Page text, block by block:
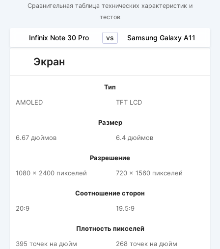
Сравнительная таблица технических характеристик и
тестов
Infinix Note 30 Pro vs Samsung Galaxy A11
Экран
Тип
AMOLED
TFT LCD
Размер
6.67 дюймов
6.4 дюймов
Разрешение
1080 x 2400 пикселей
720 x 1560 пикселей
Соотношение сторон
20:9
19.5:9
Плотность пикселей
395 точек на дюйм
268 точек на дюйм